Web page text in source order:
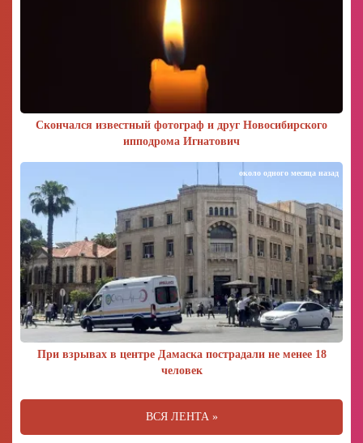
Скончался известный фотограф и друг Новосибирского
ипподрома Игнатович
При взрывах в центре Дамаска пострадали не менее 18
человек
около одного месяца назад
ВСЯ ЛЕНТА »